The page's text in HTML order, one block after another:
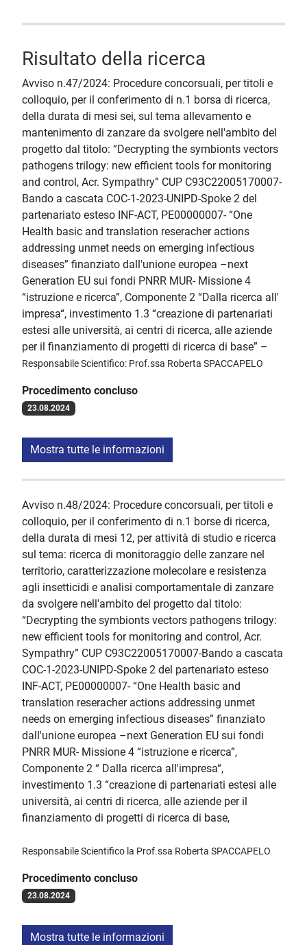
Risultato della ricerca
Avviso n.47/2024: Procedure concorsuali, per titoli e
colloquio, per il conferimento di n.1 borsa di ricerca,
della durata di mesi sei, sul tema allevamento e
mantenimento di zanzare da svolgere nell'ambito del
progetto dal titolo: “Decrypting the symbionts vectors
pathogens trilogy: new efficient tools for monitoring
and control, Acr. Sympathry” CUP C93C22005170007-
Bando a cascata COC-1-2023-UNIPD-Spoke 2 del
partenariato esteso INF-ACT, PE00000007- “One
Health basic and translation reseracher actions
addressing unmet needs on emerging infectious
diseases” finanziato dall'unione europea –next
Generation EU sui fondi PNRR MUR- Missione 4
“istruzione e ricerca”, Componente 2 “Dalla ricerca all'
impresa“, investimento 1.3 “creazione di partenariati
estesi alle università, ai centri di ricerca, alle aziende
per il finanziamento di progetti di ricerca di base” –
Responsabile Scientifico: Prof.ssa Roberta SPACCAPELO
Procedimento concluso
23.08.2024
Mostra tutte le informazioni
Avviso n.48/2024: Procedure concorsuali, per titoli e
colloquio, per il conferimento di n.1 borse di ricerca,
della durata di mesi 12, per attività di studio e ricerca
sul tema: ricerca di monitoraggio delle zanzare nel
territorio, caratterizzazione molecolare e resistenza
agli insetticidi e analisi comportamentale di zanzare
da svolgere nell'ambito del progetto dal titolo:
“Decrypting the symbionts vectors pathogens trilogy:
new efficient tools for monitoring and control, Acr.
Sympathry” CUP C93C22005170007-Bando a cascata
COC-1-2023-UNIPD-Spoke 2 del partenariato esteso
INF-ACT, PE00000007- “One Health basic and
translation reseracher actions addressing unmet
needs on emerging infectious diseases” finanziato
dall'unione europea –next Generation EU sui fondi
PNRR MUR- Missione 4 “istruzione e ricerca”,
Componente 2 “ Dalla ricerca all'impresa“,
investimento 1.3 “creazione di partenariati estesi alle
università, ai centri di ricerca, alle aziende per il
finanziamento di progetti di ricerca di base,
Responsabile Scientifico la Prof.ssa Roberta SPACCAPELO
Procedimento concluso
23.08.2024
Mostra tutte le informazioni